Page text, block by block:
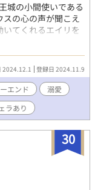
城の小間使いである
の心の声が聞こえ
てくれるエイリを
いに特別な感情が
こえなくなっ
た。（当社比）溺愛
後までR18です。
アナニー、射精我
、結腸姦、潮吹
（番外編R18シー
飲精、潮吹き、連続
意ください。
2024.12.1 登録日 2024.11.9
エンド
溺愛
ラあり
30